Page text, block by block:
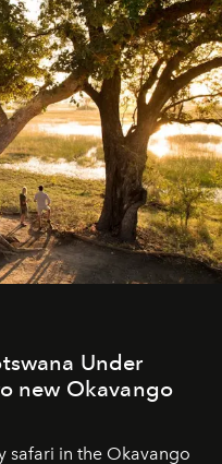
real essence, one
We have named this
Under
new Okavango
safari in the Okavango